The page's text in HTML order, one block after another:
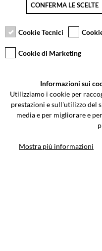
Pagamento sicuro
Resi
Via Galileo Galilei 5 |
0362-805407-
CONFERMA LE SCELTE
Cookie Tecnici
Cookie di Marketing
Informazioni sui
Utilizziamo i cookie per
prestazioni e sull'utilizzo del
media e per migliorare e
Mostra più informazioni